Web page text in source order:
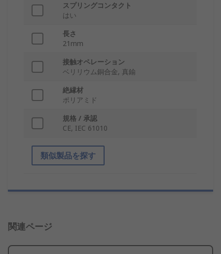
スプリングコンタクト
はい
長さ
21mm
接触オペレーション
ベリリウム銅合金, 真鍮
絶縁材
ポリアミド
規格 / 承認
CE, IEC 61010
類似製品を探す
関連ページ